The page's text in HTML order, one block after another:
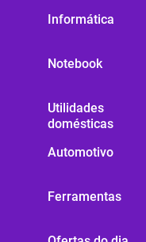
Informática
Notebook
Utilidades
domésticas
Automotivo
Ferramentas